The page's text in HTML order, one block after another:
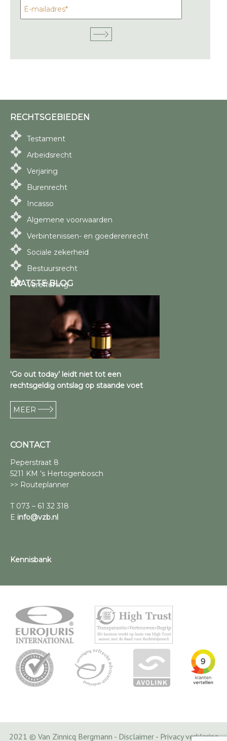
RECHTSGEBIEDEN
Testament
Arbeidsrecht
Verjaring
Burenrecht
Incasso
Algemene voorwaarden
Verbintenissen- en goederenrecht
Sociale zekerheid
Bestuursrecht
Vereffening
LAATSTE BLOG
‘Go out today’ leidt niet tot een
rechtsgeldig ontslag op staande voet
MEER
CONTACT
Peperstraat 8
5211 KM ’s Hertogenbosch
>> Routeplanner
T 073 – 61 32 318
E info@vzb.nl
Kennisbank
2021 © Van Zinnicq Bergmann - Disclaimer- Privacy verklaring